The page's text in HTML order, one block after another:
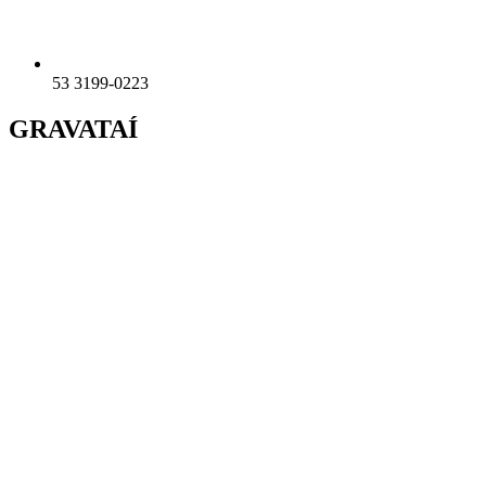
53 3199-0223
GRAVATAÍ